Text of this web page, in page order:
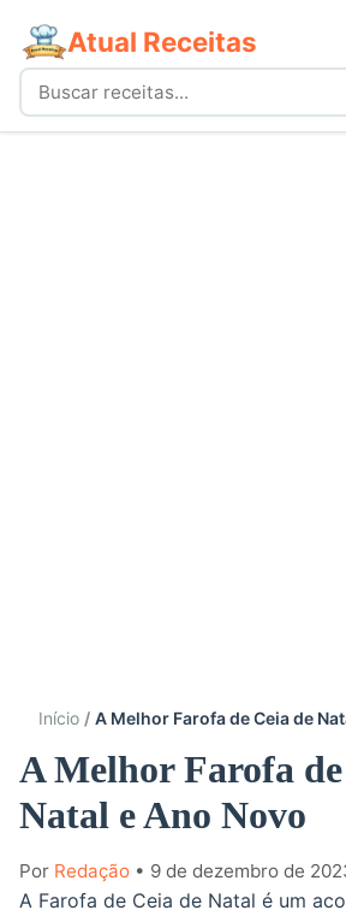
Atual Receitas
Buscar
por:
Início A Melhor Farofa de Ceia de
A Melhor Farofa
Natal e Ano Novo
Por Redação • 9 de dezembro de
A Farofa de Ceia de Natal é um